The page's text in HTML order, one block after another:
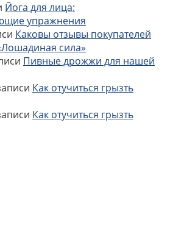
Йога для лица:
упражнения
Каковы отзывы покупателей
сила»
Пивные дрожжи для нашей
Как отучиться грызть
Как отучиться грызть